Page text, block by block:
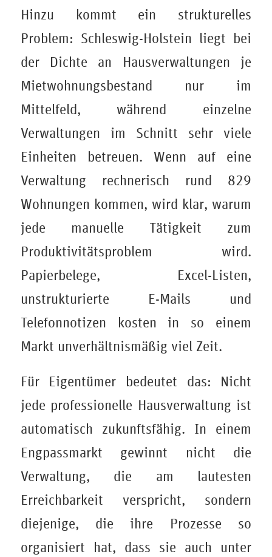
Hinzu kommt ein strukturelles
Problem: Schleswig-Holstein liegt bei
der Dichte an Hausverwaltungen je
Mietwohnungsbestand nur im
Mittelfeld, während einzelne
Verwaltungen im Schnitt sehr viele
Einheiten betreuen. Wenn auf eine
Verwaltung rechnerisch rund 829
Wohnungen kommen, wird klar, warum
jede manuelle Tätigkeit zum
Produktivitätsproblem wird.
Papierbelege, Excel-Listen,
unstrukturierte E-Mails und
Telefonnotizen kosten in so einem
Markt unverhältnismäßig viel Zeit.
Für Eigentümer bedeutet das: Nicht
jede professionelle Hausverwaltung ist
automatisch zukunftsfähig. In einem
Engpassmarkt gewinnt nicht die
Verwaltung, die am lautesten
Erreichbarkeit verspricht, sondern
diejenige, die ihre Prozesse so
organisiert hat, dass sie auch unter